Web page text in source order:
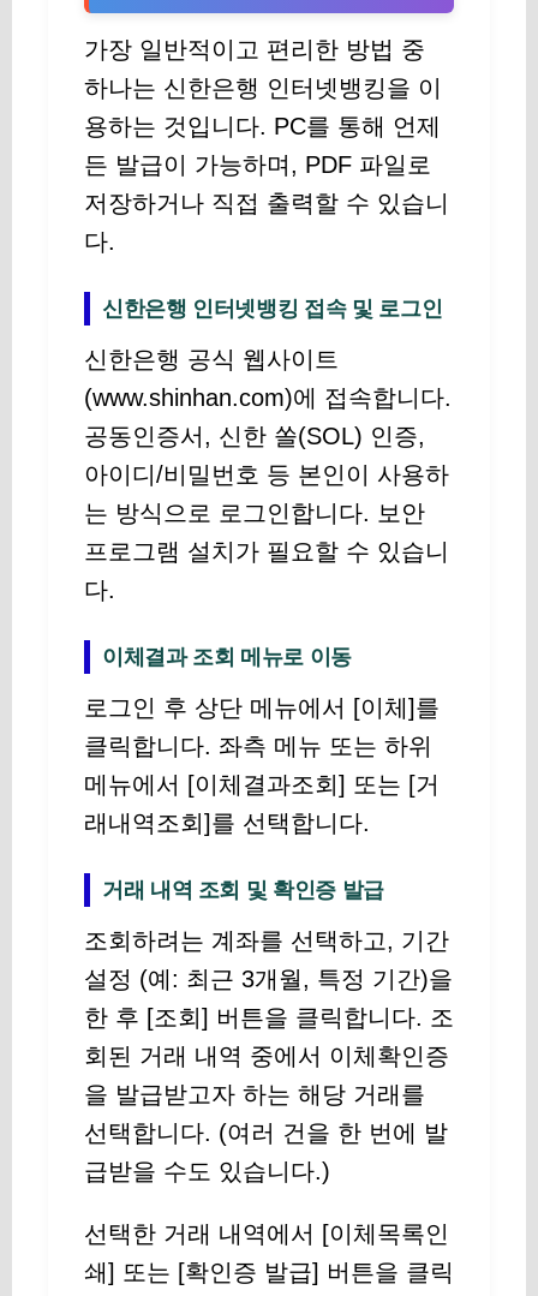
가장 일반적이고 편리한 방법 중
하나는 신한은행 인터넷뱅킹을 이
용하는 것입니다. PC를 통해 언제
든 발급이 가능하며, PDF 파일로
저장하거나 직접 출력할 수 있습니
다.
신한은행 인터넷뱅킹 접속 및 로그인
신한은행 공식 웹사이트
(www.shinhan.com)에 접속합니다.
공동인증서, 신한 쏠(SOL) 인증,
아이디/비밀번호 등 본인이 사용하
는 방식으로 로그인합니다. 보안
프로그램 설치가 필요할 수 있습니
다.
이체결과 조회 메뉴로 이동
로그인 후 상단 메뉴에서 [이체]를
클릭합니다. 좌측 메뉴 또는 하위
메뉴에서 [이체결과조회] 또는 [거
래내역조회]를 선택합니다.
거래 내역 조회 및 확인증 발급
조회하려는 계좌를 선택하고, 기간
설정 (예: 최근 3개월, 특정 기간)을
한 후 [조회] 버튼을 클릭합니다. 조
회된 거래 내역 중에서 이체확인증
을 발급받고자 하는 해당 거래를
선택합니다. (여러 건을 한 번에 발
급받을 수도 있습니다.)
선택한 거래 내역에서 [이체목록인
쇄] 또는 [확인증 발급] 버튼을 클릭